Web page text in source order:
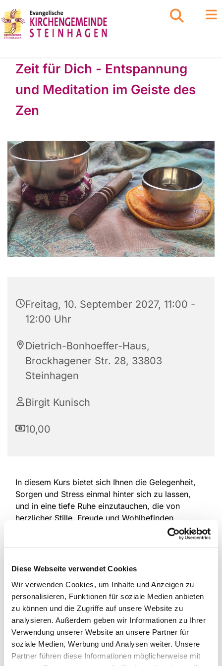
Diese Webseite verwendet Cookies
Wir verwenden Cookies, um Inhalte und Anzeigen zu
personalisieren, Funktionen für soziale Medien anbieten
zu können und die Zugriffe auf unsere Website zu
analysieren. Außerdem geben wir Informationen zu Ihrer
Verwendung unserer Website an unsere Partner für
soziale Medien, Werbung und Analysen weiter. Unsere
Partner führen diese Informationen möglicherweise mit
Zeit für Dich - Entspannung
und Meditation im Geiste des
Zen
Freitag, 10. September 2027, 11:00 -
12:00 Uhr
Dietrich-Bonhoeffer-Haus,
Brockhagener Str. 28, 33803
Steinhagen
Birgit Kunisch
10,00
In diesem Kurs bietet sich Ihnen die Gelegenheit,
Sorgen und Stress einmal hinter sich zu lassen,
und in eine tiefe Ruhe einzutauchen, die von
herzlicher Stille, Freude und Wohlbefinden
getragen ist. Atembewusstheits- und achtsame
beruhigen. Dieser Kurs ist so gestaltet, dass Sie
mitmachen können. Einfach ausprobieren! Ich
freue mich auf Sie!
Mitbringen: Bequeme Kleidung, warme Socken,
eine Decke, wenn vorhanden ein Meditationskissen
oder -bänkchen. Sie können auch auf einem Stuhl
sitzen, der ist natürlich da.